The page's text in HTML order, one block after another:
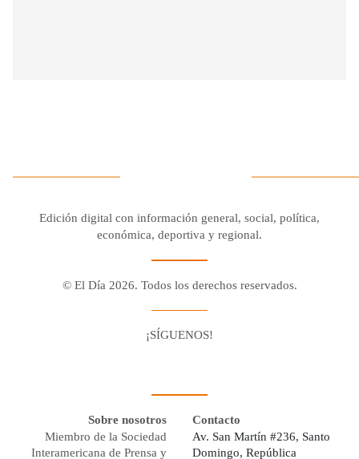
Edición digital con información general, social, política,
económica, deportiva y regional.
© El Día 2026. Todos los derechos reservados.
¡SÍGUENOS!
Sobre nosotros
Miembro de la Sociedad
Interamericana de Prensa y
Contacto
Av. San Martín #236, Santo
Domingo, República